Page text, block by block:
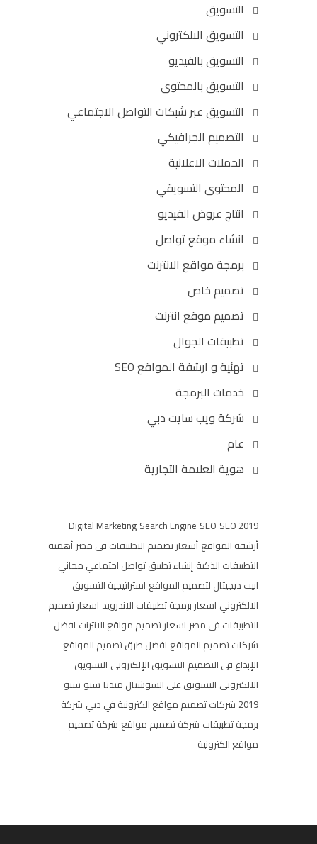
التسويق
التسويق الالكتروني
التسويق بالفيديو
التسويق بالمحتوى
التسويق عبر شبكات التواصل الاجتماعي
التصميم الجرافيكي
الحملات الاعلانية
المحتوى التسويقي
انتاج عروض الفيديو
انشاء موقع تواصل
برمجة مواقع الانترنت
تصميم خاص
تصميم موقع انترنت
تطبيقات الجوال
تهئية و ارشفة المواقع SEO
خدمات البرمجة
شركة ويب سايت دبي
عام
هوية العلامة التجارية
Digital Marketing Search Engine SEO SEO 2019
أرشفة المواقع أسعار تصميم التطبيقات في مصر أهمية
التطبيقات الذكية إنشاء تطبيق تواصل اجتماعي مجاني
ابيت ديجيتال لتصميم المواقع استراتيجية التسويق
الالكتروني اسعار برمجة تطبيقات الاندرويد اسعار تصميم
التطبيقات فى مصر اسعار تصميم مواقع الانترنت افضل
شركات تصميم المواقع افضل طرق تصميم المواقع
الإبداع في التصميم التسويق الإلكتروني التسويق
الالكتروني التسويق علي السوشيال ميديا سيو سيو
2019 شركات تصميم مواقع الكترونية في دبي شركة
برمجة تطبيقات شركة تصميم مواقع شركة تصميم
مواقع الكترونية